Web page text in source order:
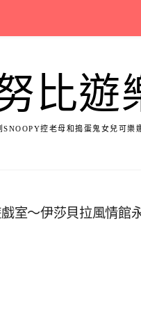
比遊
SNOOPY控老母和搗蛋鬼女兒可樂
室～伊莎貝拉風情館